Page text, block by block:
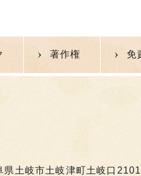
著作権 免
土岐市土岐津町土岐口